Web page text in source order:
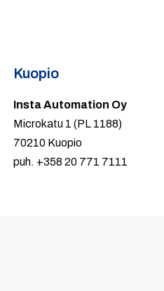
Kuopio
Insta Automation Oy
Microkatu 1 (PL 1188)
70210 Kuopio
puh. +358 20 771 7111